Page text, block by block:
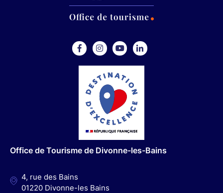
F
a
o
k
I
n
s
t
a
g
r
a
Y
o
u
u
b
e
L
i
I
n
Office de Tourisme de Divonne-les-Bains
4, rue des Bains
01220 Divonne-les Bains